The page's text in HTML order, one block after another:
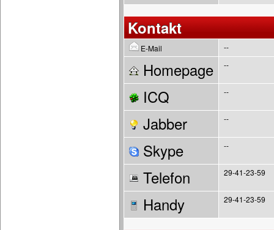
Kontakt
E-Mail --
Homepage --
ICQ --
Jabber --
Skype --
Telefon 29-41-23-59
Handy 29-41-23-59